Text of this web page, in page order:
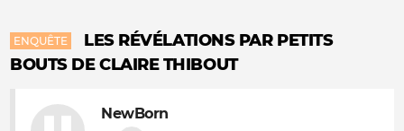
ENQUÊTE
LES RÉVÉLATIONS PAR PETITS
BOUTS DE CLAIRE THIBOUT
NewBorn